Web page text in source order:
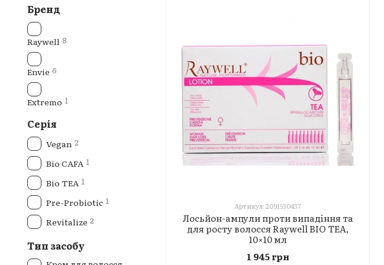
Артикул: 2091530437
Лосьйон-ампули проти випадіння та
для росту волосся Raywell BIO TEA,
10×10 мл
1 945 грн
Бренд
Raywell 8
Envie 6
Extremo 1
Серія
Vegan 2
Bio CAFA 1
Bio TEA 1
Pre-Probiotic 1
Revitalize 2
Тип засобу